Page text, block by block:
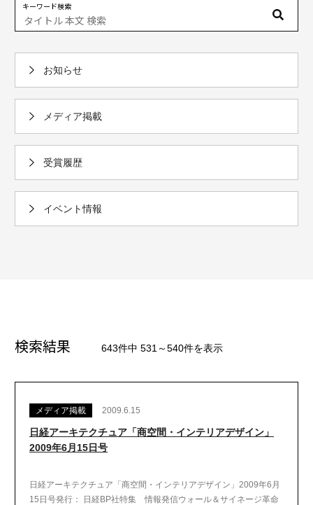
キーワード検索
お知らせ
メディア掲載
受賞履歴
イベント情報
検索結果 643件中 531～540件を表示
メディア掲載 2009.6.15
日経アーキテクチュア「商空間・インテリアデザイン」
2009年6月15日号
日経アーキテクチュア「商空間・インテリアデザイン」2009年6月
15日号発行： 日経BP社特集 情報発信ウォール＆サイネージ革命